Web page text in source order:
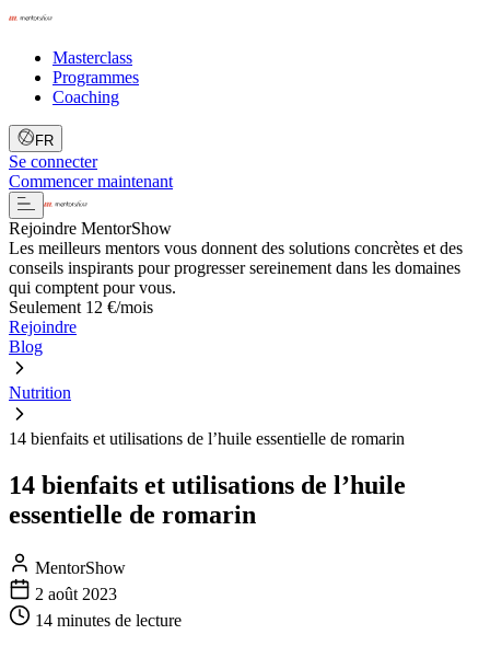
Masterclass
Programmes
Coaching
FR
Se connecter
Commencer maintenant
Rejoindre MentorShow
Les meilleurs mentors vous donnent des solutions concrètes et des
conseils inspirants pour progresser sereinement dans les domaines
qui comptent pour vous.
Seulement 12 €/mois
Rejoindre
Blog
Nutrition
14 bienfaits et utilisations de l’huile essentielle de romarin
14 bienfaits et utilisations de l’huile
essentielle de romarin
MentorShow
2 août 2023
14 minutes de lecture